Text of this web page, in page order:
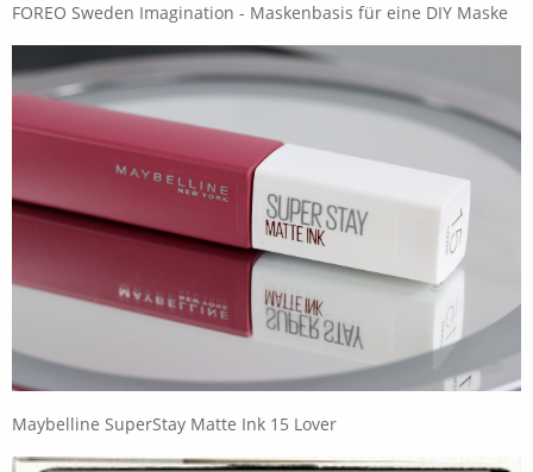
FOREO Sweden Imagination - Maskenbasis für eine DIY Maske
Maybelline SuperStay Matte Ink 15 Lover